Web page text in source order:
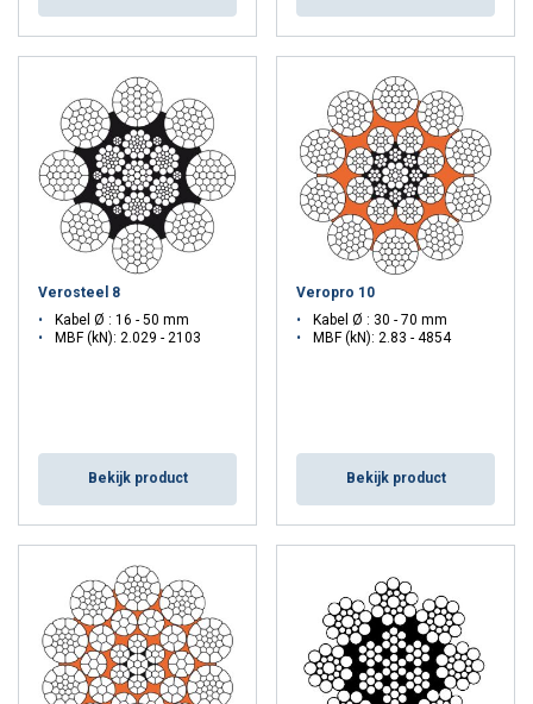
Verosteel 8
Kabel Ø : 16 - 50 mm
MBF (kN): 2.029 - 2103
Bekijk product
Veropro 10
Kabel Ø : 30 - 70 mm
MBF (kN): 2.83 - 4854
Bekijk product